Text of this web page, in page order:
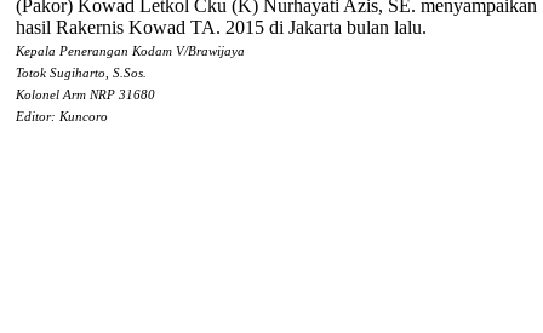
(Pakor) Kowad Letkol Cku (K) Nurhayati Azis, SE. menyampaikan
hasil Rakernis Kowad TA. 2015 di Jakarta bulan lalu.
Kepala Penerangan Kodam V/Brawijaya
Totok Sugiharto, S.Sos.
Kolonel Arm NRP 31680
Editor: Kuncoro